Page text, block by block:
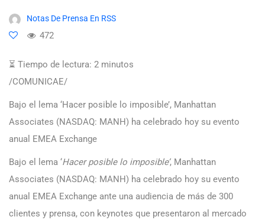
Notas De Prensa En RSS
472
⏳ Tiempo de lectura: 2 minutos
/COMUNICAE/
Bajo el lema ‘Hacer posible lo imposible’, Manhattan
Associates (NASDAQ: MANH) ha celebrado hoy su evento
anual EMEA Exchange
Bajo el lema ‘Hacer posible lo imposible’, Manhattan
Associates (NASDAQ: MANH) ha celebrado hoy su evento
anual EMEA Exchange ante una audiencia de más de 300
clientes y prensa, con keynotes que presentaron al mercado